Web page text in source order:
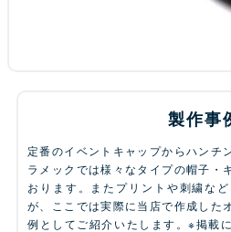
製作事
定番のイベントキャップからハンチ
ラメックでは様々なタイプの帽子・
おります。またプリントや刺繍な
が、ここでは実際に当店で作成した
例としてご紹介いたします。※掲載